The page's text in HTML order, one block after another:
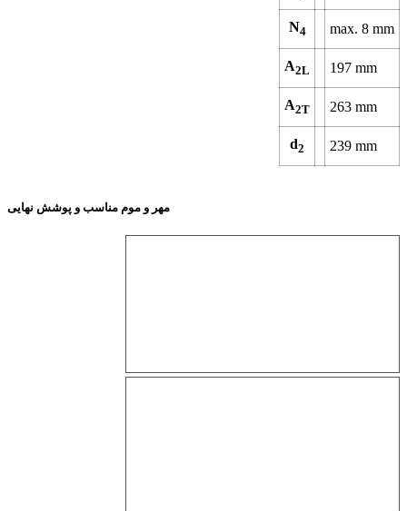
N4 max. 8 mm
A2L 197 mm
A2T 263 mm
d2 239 mm
مهر و موم مناسب و پوشش نهایی